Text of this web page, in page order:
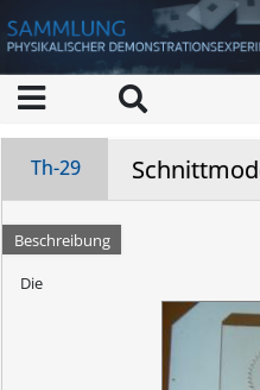
Th-29
Beschreibung
Die